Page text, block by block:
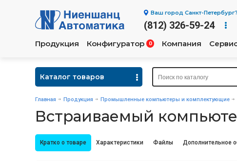
Ваш город Санкт-Петербург?
(812) 326-59-24
Продукция Конфигуратор 0 Компания
Каталог товаров
Главная Продукция Промышленные компьютеры и комплектующие
Встраиваемый
Кратко о товаре Характеристики Файлы Дополнительное